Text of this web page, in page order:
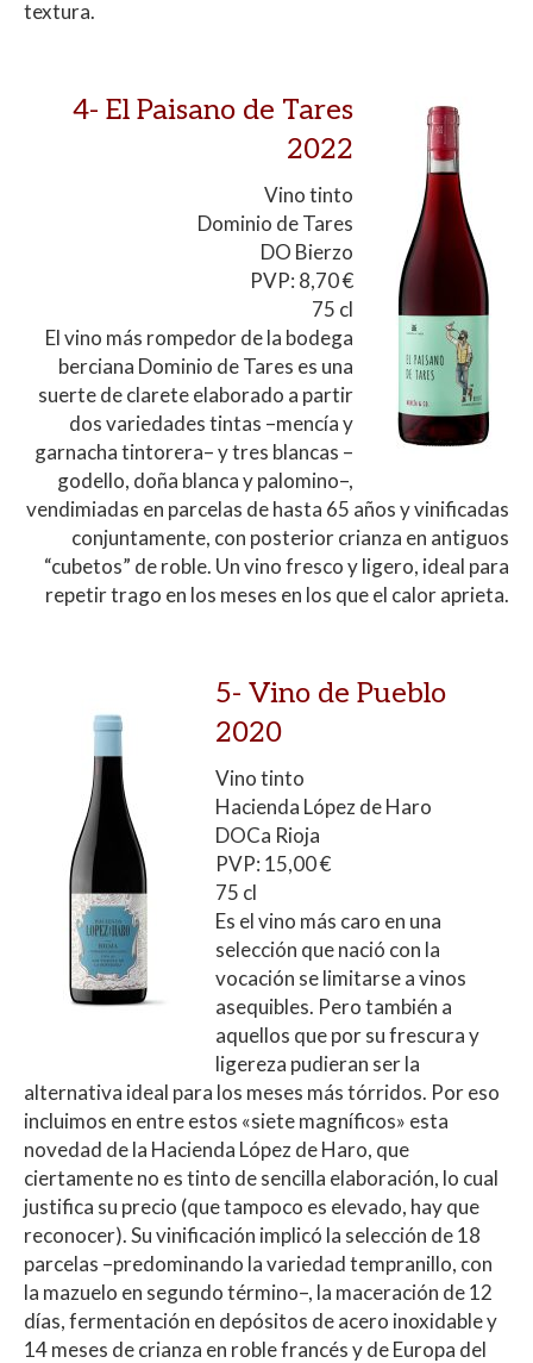
textura.
4- El Paisano de Tares
2022
Vino tinto
Dominio de Tares
DO Bierzo
PVP: 8,70 €
75 cl
El vino más rompedor de la bodega
berciana Dominio de Tares es una
suerte de clarete elaborado a partir
dos variedades tintas –mencía y
garnacha tintorera– y tres blancas –
godello, doña blanca y palomino–,
vendimiadas en parcelas de hasta 65 años y vinificadas
conjuntamente, con posterior crianza en antiguos
“cubetos” de roble. Un vino fresco y ligero, ideal para
repetir trago en los meses en los que el calor aprieta.
5- Vino de Pueblo
2020
Vino tinto
Hacienda López de Haro
DOCa Rioja
PVP: 15,00 €
75 cl
Es el vino más caro en una
selección que nació con la
vocación se limitarse a vinos
asequibles. Pero también a
aquellos que por su frescura y
ligereza pudieran ser la
alternativa ideal para los meses más tórridos. Por eso
incluimos en entre estos «siete magníficos» esta
novedad de la Hacienda López de Haro, que
ciertamente no es tinto de sencilla elaboración, lo cual
justifica su precio (que tampoco es elevado, hay que
reconocer). Su vinificación implicó la selección de 18
parcelas –predominando la variedad tempranillo, con
la mazuelo en segundo término–, la maceración de 12
días, fermentación en depósitos de acero inoxidable y
14 meses de crianza en roble francés y de Europa del